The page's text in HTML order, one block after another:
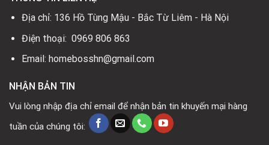
Địa chỉ: 136 Hồ Tùng Mậu - Bắc Từ Liêm - Hà Nội
Điện thoại: 0969 806 863
Email: homebosshn@gmail.com
NHẬN BẢN TIN
Vui lòng nhập địa chỉ email để nhận bản tin khuyến mại hàng
tuần của chúng tôi: